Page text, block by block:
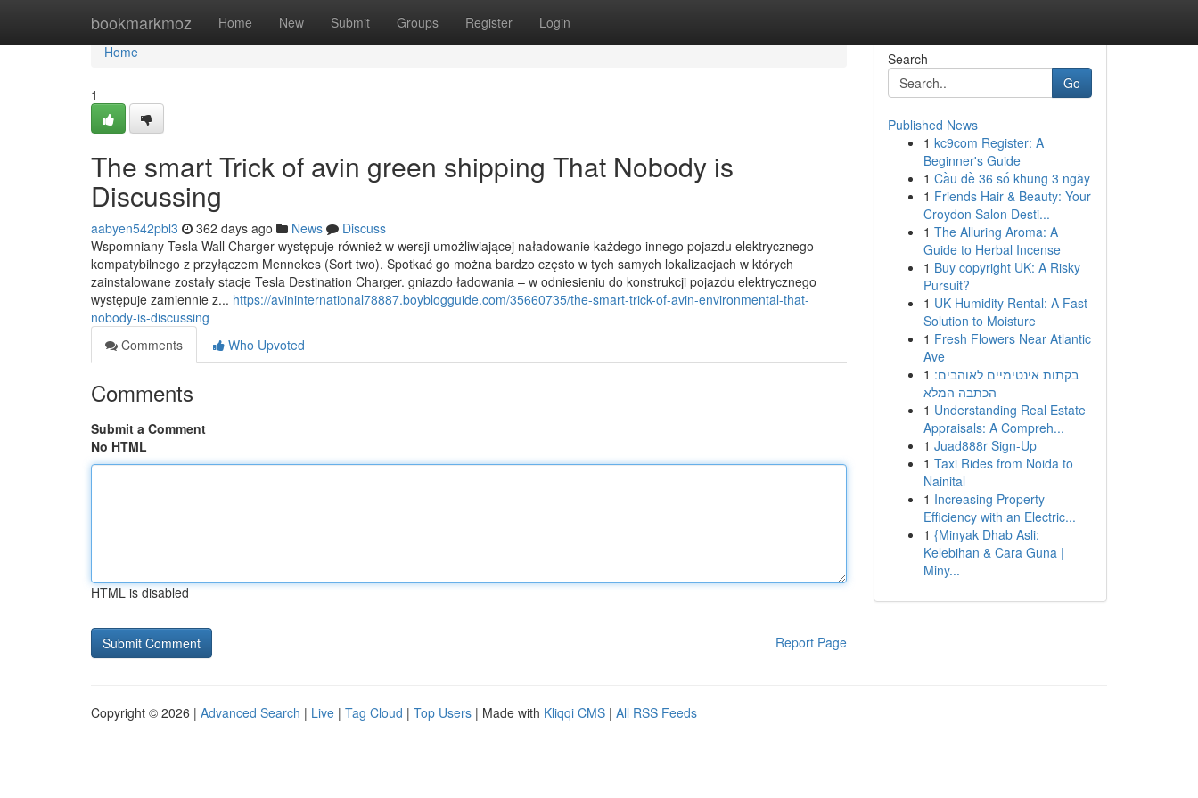
bookmarkmoz Home New Submit Groups Register Login
Home
Home
1
The smart Trick of avin green shipping That Nobody is
Discussing
aabyen542pbl3 362 days ago News
Discuss
Wspomniany Tesla Wall Charger występuje również w wersji umożliwiającej naładowanie każdego innego pojazdu elektrycznego
kompatybilnego z przyłączem Mennekes (Sort two). Spotkać go można bardzo często w tych samych lokalizacjach w których
zainstalowane zostały stacje Tesla Destination Charger. gniazdo ładowania – w odniesieniu do konstrukcji pojazdu elektrycznego
występuje zamiennie z... https://avininternational78887.boyblogguide.com/35660735/the-smart-trick-of-avin-environmental-that-
nobody-is-discussing
Comments
Who Upvoted
Comments
Submit a Comment
No HTML
HTML is disabled
Report Page
Search
Go
Published News
1 kc9com Register: A
Beginner's Guide
1 Cầu đề 36 số khung 3 ngày
1 Friends Hair & Beauty: Your
Croydon Salon Desti...
1 The Alluring Aroma: A
Guide to Herbal Incense
1 Buy copyright UK: A Risky
Pursuit?
1 UK Humidity Rental: A Fast
Solution to Moisture
1 Fresh Flowers Near Atlantic
Ave
1 בקתות אינטימיים לאוהבים:
הכתבה המלא
1 Understanding Real Estate
Appraisals: A Compreh...
1 Juad888r Sign-Up
1 Taxi Rides from Noida to
Nainital
1 Increasing Property
Efficiency with an Electric...
1 {Minyak Dhab Asli:
Kelebihan & Cara Guna |
Miny...
Copyright © 2026 | Advanced Search | Live | Tag Cloud | Top Users | Made with Kliqqi CMS | All RSS Feeds